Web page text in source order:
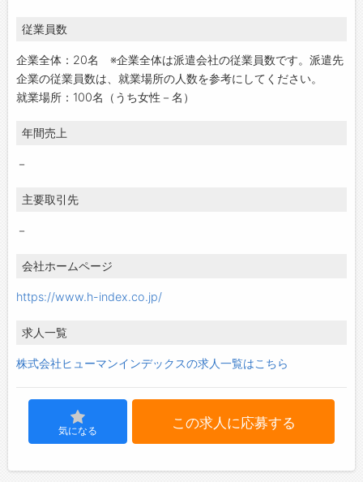
従業員数
企業全体：20名 ※企業全体は派遣会社の従業員数です。派遣先
企業の従業員数は、就業場所の人数を参考にしてください。
就業場所：100名（うち女性－名）
年間売上
－
主要取引先
－
会社ホームページ
https://www.h-index.co.jp/
求人一覧
株式会社ヒューマンインデックスの求人一覧はこちら
気になる この求人に応募する